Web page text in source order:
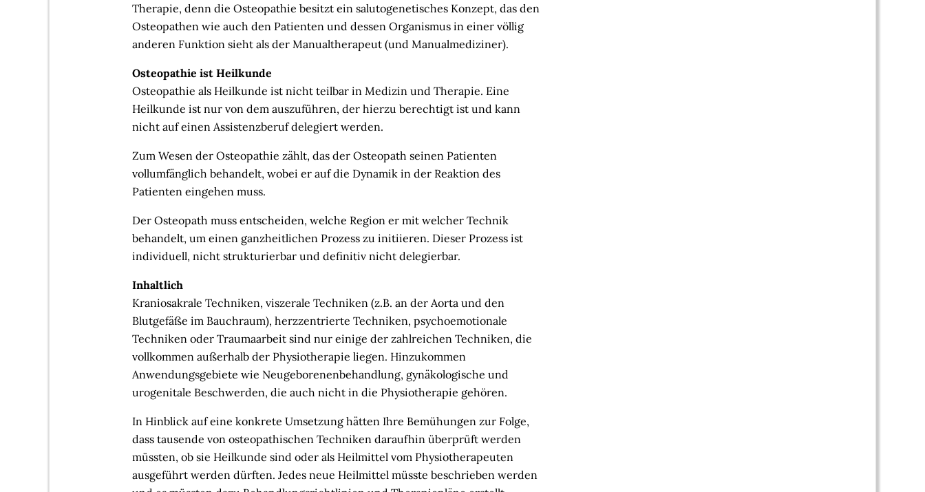
Therapie, denn die Osteopathie besitzt ein salutogenetisches Konzept, das den
Osteopathen wie auch den Patienten und dessen Organismus in einer völlig
anderen Funktion sieht als der Manualtherapeut (und Manualmediziner).
Osteopathie ist Heilkunde
Osteopathie als Heilkunde ist nicht teilbar in Medizin und Therapie. Eine
Heilkunde ist nur von dem auszuführen, der hierzu berechtigt ist und kann
nicht auf einen Assistenzberuf delegiert werden.
Zum Wesen der Osteopathie zählt, das der Osteopath seinen Patienten
vollumfänglich behandelt, wobei er auf die Dynamik in der Reaktion des
Patienten eingehen muss.
Der Osteopath muss entscheiden, welche Region er mit welcher Technik
behandelt, um einen ganzheitlichen Prozess zu initiieren. Dieser Prozess ist
individuell, nicht strukturierbar und definitiv nicht delegierbar.
Inhaltlich
Kraniosakrale Techniken, viszerale Techniken (z.B. an der Aorta und den
Blutgefäße im Bauchraum), herzzentrierte Techniken, psychoemotionale
Techniken oder Traumaarbeit sind nur einige der zahlreichen Techniken, die
vollkommen außerhalb der Physiotherapie liegen. Hinzukommen
Anwendungsgebiete wie Neugeborenenbehandlung, gynäkologische und
urogenitale Beschwerden, die auch nicht in die Physiotherapie gehören.
In Hinblick auf eine konkrete Umsetzung hätten Ihre Bemühungen zur Folge,
dass tausende von osteopathischen Techniken daraufhin überprüft werden
müssten, ob sie Heilkunde sind oder als Heilmittel vom Physiotherapeuten
ausgeführt werden dürften. Jedes neue Heilmittel müsste beschrieben werden